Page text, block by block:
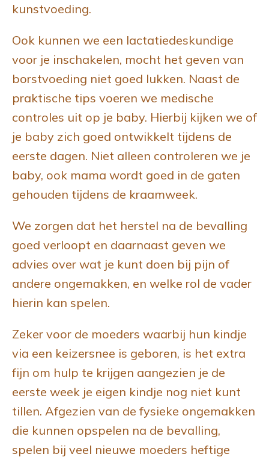
kunstvoeding.
Ook kunnen we een lactatiedeskundige
voor je inschakelen, mocht het geven van
borstvoeding niet goed lukken. Naast de
praktische tips voeren we medische
controles uit op je baby. Hierbij kijken we of
je baby zich goed ontwikkelt tijdens de
eerste dagen. Niet alleen controleren we je
baby, ook mama wordt goed in de gaten
gehouden tijdens de kraamweek.
We zorgen dat het herstel na de bevalling
goed verloopt en daarnaast geven we
advies over wat je kunt doen bij pijn of
andere ongemakken, en welke rol de vader
hierin kan spelen.
Zeker voor de moeders waarbij hun kindje
via een keizersnee is geboren, is het extra
fijn om hulp te krijgen aangezien je de
eerste week je eigen kindje nog niet kunt
tillen. Afgezien van de fysieke ongemakken
die kunnen opspelen na de bevalling,
spelen bij veel nieuwe moeders heftige